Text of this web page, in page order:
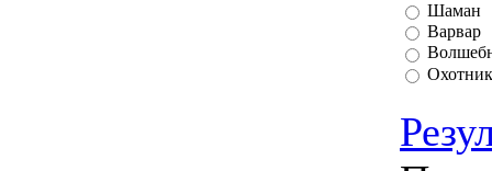
Шаман
Варвар